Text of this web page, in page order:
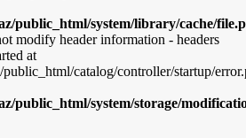
public_html/system/library/cache/
modify header information - headers
at
catalog/controller/startup/
public_html/system/storage/